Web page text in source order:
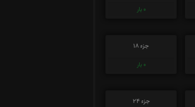
0 بار
جزء 18
0 بار
جزء 24